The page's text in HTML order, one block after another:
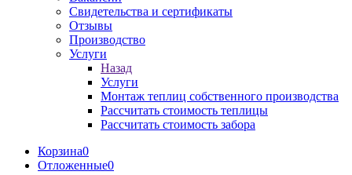
Свидетельства и сертификаты
Отзывы
Производство
Услуги
Назад
Услуги
Монтаж теплиц собственного производства
Рассчитать стоимость теплицы
Рассчитать стоимость забора
Корзина0
Отложенные0